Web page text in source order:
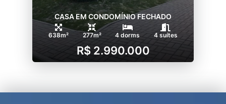
CASA EM CONDOMÍNIO FECHADO
638m² 277m² 4 dorms 4 suítes
R$ 2.990.000